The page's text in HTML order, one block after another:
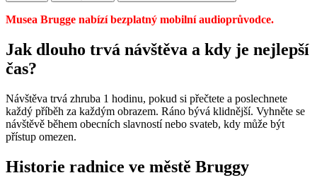
Musea Brugge nabízí bezplatný mobilní audioprůvodce.
Jak dlouho trvá návštěva a kdy je nejlepší
čas?
Návštěva trvá zhruba 1 hodinu, pokud si přečtete a poslechnete
každý příběh za každým obrazem. Ráno bývá klidnější. Vyhněte se
návštěvě během obecních slavností nebo svateb, kdy může být
přístup omezen.
Historie radnice ve městě Bruggy